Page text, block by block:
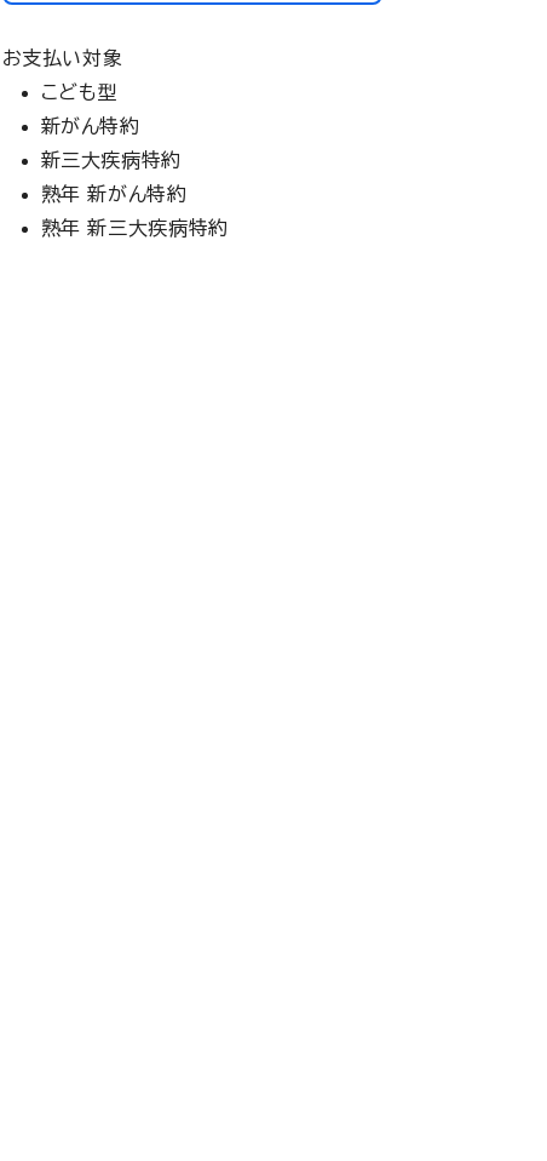
お支払い対象
こども型
新がん特約
新三大疾病特約
熟年 新がん特約
熟年 新三大疾病特約